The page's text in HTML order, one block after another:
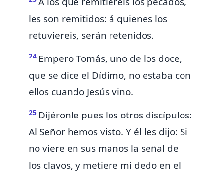
les son remitidos: á quienes los
retuviereis, serán retenidos.
24 Empero Tomás, uno de los doce,
que se dice el Dídimo, no estaba con
ellos cuando Jesús vino.
25 Dijéronle pues los otros discípulos:
Al Señor hemos visto. Y él les dijo: Si
no viere en sus manos la señal de
los clavos, y metiere mi dedo en el